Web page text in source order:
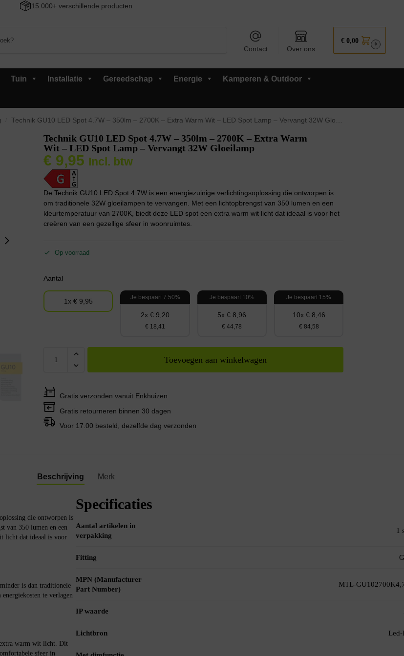
15.000+ verschillende producten
Contact Over ons
€ 0,00 0
Tuin Installatie Gereedschap Energie Kamperen & Outdoor
Technik GU10 LED Spot 4.7W – 350lm – 2700K – Extra Warm Wit – LED Spot Lamp – Vervangt 32W Gloeilamp
Technik GU10 LED Spot 4.7W – 350lm – 2700K – Extra Warm
Wit – LED Spot Lamp – Vervangt 32W Gloeilamp
€ 9,95 Incl. btw
De Technik GU10 LED Spot 4.7W is een energiezuinige verlichtingsoplossing die ontworpen is
om traditionele 32W gloeilampen te vervangen. Met een lichtopbrengst van 350 lumen en een
kleurtemperatuur van 2700K, biedt deze LED spot een extra warm wit licht dat ideaal is voor het
creëren van een gezellige sfeer in woonruimtes.
Op voorraad
Aantal
1x € 9,95 Je bespaart 7.50%
2x € 9,20
€ 18,41
Je bespaart 10%
5x € 8,96
€ 44,78
Je bespaart 15%
10x € 8,46
€ 84,58
Toevoegen aan winkelwagen
Gratis verzonden vanuit Enkhuizen
Gratis retourneren binnen 30 dagen
Voor 17.00 besteld, dezelfde dag verzonden
Beschrijving Merk
die ontworpen is
van 350 lumen en een
licht dat ideaal is voor
is dan traditionele
te verlagen
extra warm wit licht. Dit
sfeer in
Specificaties
Aantal artikelen in
verpakking
1
Fitting
MPN (Manufacturer
Part Number)
MTL-
IP waarde
Lichtbron